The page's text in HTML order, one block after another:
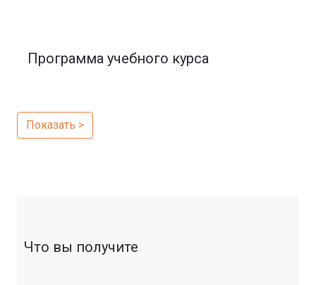
Программа учебного курса
Показать >
Что вы получите